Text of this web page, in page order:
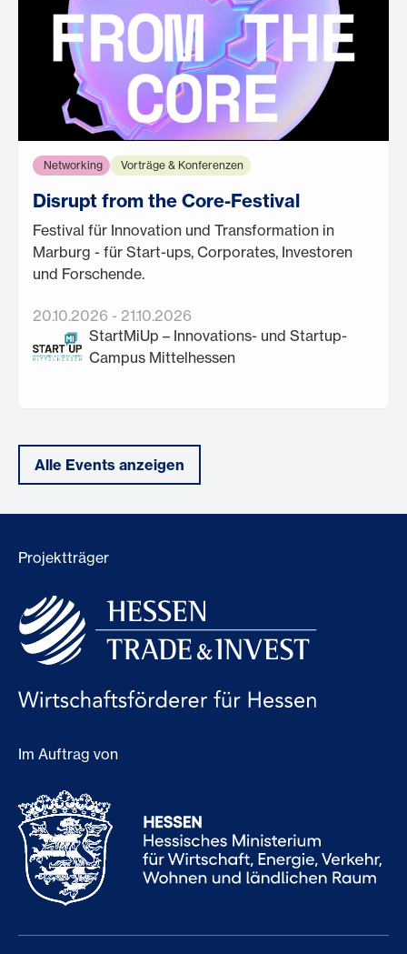
Networking Vorträge & Konferenzen
Disrupt from the Core-Festival
Festival für Innovation und Transformation in
Marburg - für Start-ups, Corporates, Investoren
und Forschende.
20.10.2026 - 21.10.2026
StartMiUp – Innovations- und Startup-
Campus Mittelhessen
Alle Events anzeigen
Projektträger
Im Auftrag von